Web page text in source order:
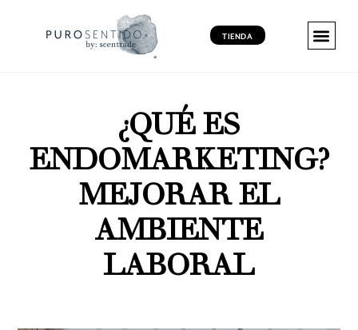
TIENDA
¿QUÉ ES
ENDOMARKETING?
MEJORAR EL
AMBIENTE
LABORAL